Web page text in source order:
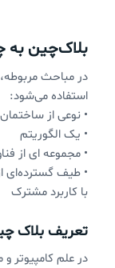
بلاک‌‌چین به
در مباحث
استفاده می‌شود:
• نوعی از
• یک الگوریتم
• مجموعه ای از
• طیف گسترده‌ای
با کاربرد مشترک
تعریف بلاک
در علم کامپیوتر